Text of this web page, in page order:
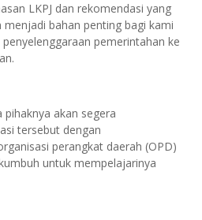
LKPJ dan rekomendasi yang
bahan penting bagi kami
pemerintahan ke
akan segera
tersebut dengan
perangkat daerah (OPD)
untuk mempelajarinya